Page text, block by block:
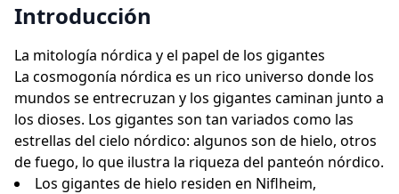
Introducción
La mitología nórdica y el papel de los gigantes
La cosmogonía nórdica es un rico universo donde los
mundos se entrecruzan y los gigantes caminan junto a
los dioses. Los gigantes son tan variados como las
estrellas del cielo nórdico: algunos son de hielo, otros
de fuego, lo que ilustra la riqueza del panteón nórdico.
Los gigantes de hielo residen en Niflheim,